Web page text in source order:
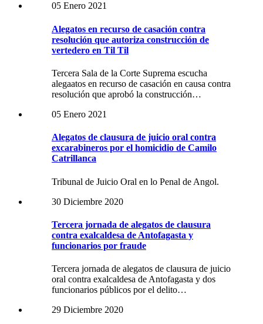
05 Enero 2021
Alegatos en recurso de casación contra
resolución que autoriza construcción de
vertedero en Til Til
Tercera Sala de la Corte Suprema escucha
alegaatos en recurso de casación en causa contra
resolución que aprobó la construcción…
05 Enero 2021
Alegatos de clausura de juicio oral contra
excarabineros por el homicidio de Camilo
Catrillanca
Tribunal de Juicio Oral en lo Penal de Angol.
30 Diciembre 2020
Tercera jornada de alegatos de clausura
contra exalcaldesa de Antofagasta y
funcionarios por fraude
Tercera jornada de alegatos de clausura de juicio
oral contra exalcaldesa de Antofagasta y dos
funcionarios públicos por el delito…
29 Diciembre 2020